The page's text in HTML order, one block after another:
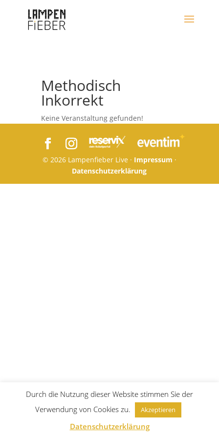
Methodisch
Inkorrekt
Keine Veranstaltung gefunden!
© 2026 Lampenfieber Live · Impressum ·
Datenschutzerklärung
Durch die Nutzung dieser Website stimmen Sie der
Verwendung von Cookies zu.
Akzeptieren
Datenschutzerklärung